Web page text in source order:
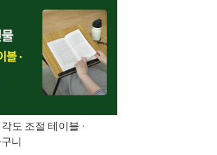
도 조절 테이블 ·
니